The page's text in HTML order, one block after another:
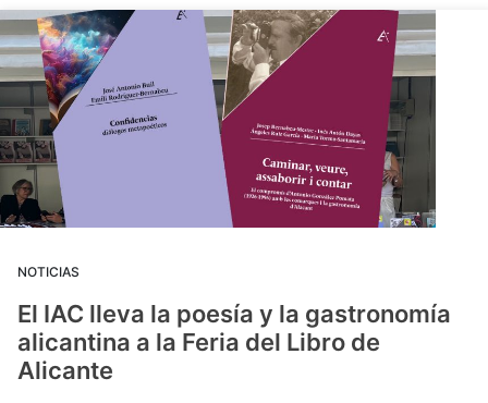
NOTICIAS
El IAC lleva la poesía y la gastronomía
alicantina a la Feria del Libro de
Alicante